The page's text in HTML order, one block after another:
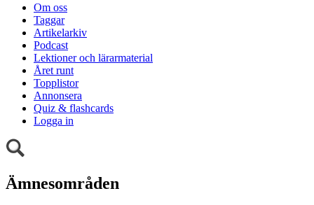
Om oss
Taggar
Artikelarkiv
Podcast
Lektioner och lärarmaterial
Året runt
Topplistor
Annonsera
Quiz & flashcards
Logga in
Ämnesområden